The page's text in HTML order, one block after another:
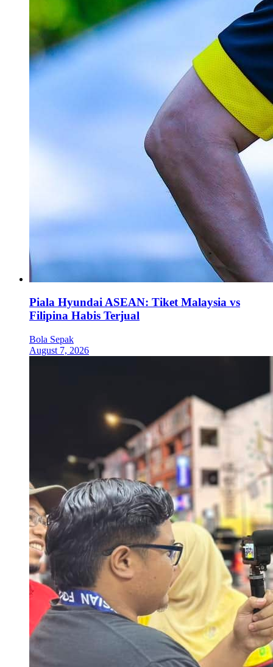
Piala Hyundai ASEAN: Tiket Malaysia vs
Filipina Habis Terjual
Bola Sepak
August 7, 2026